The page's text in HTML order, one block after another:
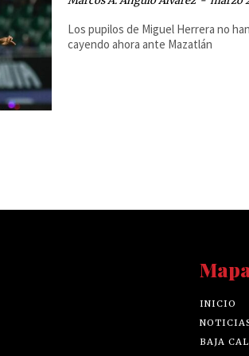
Los pupilos de Miguel Herrera no
cayendo ahora ante Mazatlán
INICIO
BAJA